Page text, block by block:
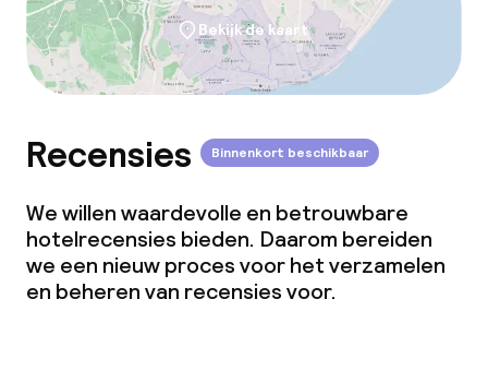
Bekijk de kaart
Recensies Binnenkort beschikbaar
We willen waardevolle en betrouwbare
hotelrecensies bieden. Daarom bereiden
we een nieuw proces voor het verzamelen
en beheren van recensies voor.